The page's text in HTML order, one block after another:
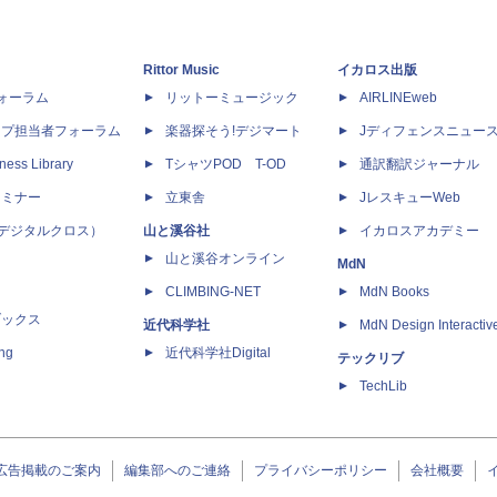
ーラム
担当者フォーラム
Library
ナー
ジタルクロス）
クス
Rittor Music
リットーミュージック
楽器探そう!デジマート
TシャツPOD T-OD
立東舎
山と溪谷社
山と溪谷オンライン
CLIMBING-NET
近代科学社
近代科学社Digital
イカロス出版
AIRLINEweb
Jディフェンスニュー
通訳翻訳ジャーナル
JレスキューWeb
イカロスアカデミー
MdN
MdN Books
MdN Design
テックリブ
TechLib
告掲載のご案内 編集部へのご連絡 プライバシーポリシー 会社概要